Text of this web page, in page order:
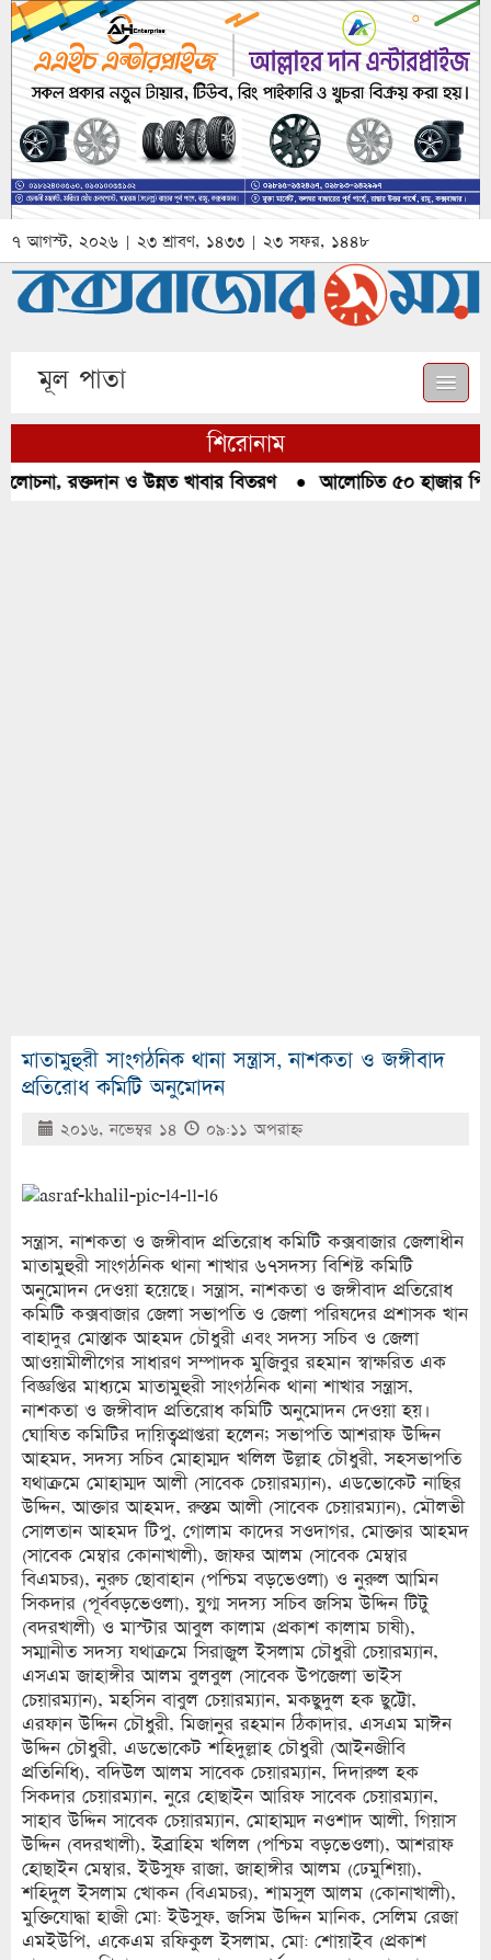
৭ আগস্ট, ২০২৬ | ২৩ শ্রাবণ, ১৪৩৩ | ২৩ সফর, ১৪৪৮
মূল পাতা
শিরোনাম
রক্তদান ও উন্নত খাবার বিতরণ●আলোচিত ৫০ হাজার পিস
মাতামুহুরী সাংগঠনিক থানা সন্ত্রাস, নাশকতা ও জঙ্গীবাদ
প্রতিরোধ কমিটি অনুমোদন
২০১৬, নভেম্বর ১৪ ০৯:১১ অপরাহ্ণ
সন্ত্রাস, নাশকতা ও জঙ্গীবাদ প্রতিরোধ কমিটি কক্সবাজার জেলাধীন
মাতামুহুরী সাংগঠনিক থানা শাখার ৬৭সদস্য বিশিষ্ট কমিটি
অনুমোদন দেওয়া হয়েছে। সন্ত্রাস, নাশকতা ও জঙ্গীবাদ প্রতিরোধ
কমিটি কক্সবাজার জেলা সভাপতি ও জেলা পরিষদের প্রশাসক খান
বাহাদুর মোস্তাক আহমদ চৌধুরী এবং সদস্য সচিব ও জেলা
আওয়ামীলীগের সাধারণ সম্পাদক মুজিবুর রহমান স্বাক্ষরিত এক
বিজ্ঞপ্তির মাধ্যমে মাতামুহুরী সাংগঠনিক থানা শাখার সন্ত্রাস,
নাশকতা ও জঙ্গীবাদ প্রতিরোধ কমিটি অনুমোদন দেওয়া হয়।
ঘোষিত কমিটির দায়িত্বপ্রাপ্তরা হলেন; সভাপতি আশরাফ উদ্দিন
আহমদ, সদস্য সচিব মোহাম্মদ খলিল উল্লাহ চৌধুরী, সহসভাপতি
যথাক্রমে মোহাম্মদ আলী (সাবেক চেয়ারম্যান), এডভোকেট নাছির
উদ্দিন, আক্তার আহমদ, রুস্তম আলী (সাবেক চেয়ারম্যান), মৌলভী
সোলতান আহমদ টিপু, গোলাম কাদের সওদাগর, মোক্তার আহমদ
(সাবেক মেম্বার কোনাখালী), জাফর আলম (সাবেক মেম্বার
বিএমচর), নুরুচ ছোবাহান (পশ্চিম বড়ভেওলা) ও নুরুল আমিন
সিকদার (পূর্ববড়ভেওলা), যুগ্ম সদস্য সচিব জসিম উদ্দিন টিটু
(বদরখালী) ও মাস্টার আবুল কালাম (প্রকাশ কালাম চাষী),
সম্মানীত সদস্য যথাক্রমে সিরাজুল ইসলাম চৌধুরী চেয়ারম্যান,
এসএম জাহাঙ্গীর আলম বুলবুল (সাবেক উপজেলা ভাইস
চেয়ারম্যান), মহসিন বাবুল চেয়ারম্যান, মকছুদুল হক ছুট্টো,
এরফান উদ্দিন চৌধুরী, মিজানুর রহমান ঠিকাদার, এসএম মাঈন
উদ্দিন চৌধুরী, এডভোকেট শহিদুল্লাহ চৌধুরী (আইনজীবি
প্রতিনিধি), বদিউল আলম সাবেক চেয়ারম্যান, দিদারুল হক
সিকদার চেয়ারম্যান, নুরে হোছাইন আরিফ সাবেক চেয়ারম্যান,
সাহাব উদ্দিন সাবেক চেয়ারম্যান, মোহাম্মদ নওশাদ আলী, গিয়াস
উদ্দিন (বদরখালী), ইব্রাহিম খলিল (পশ্চিম বড়ভেওলা), আশরাফ
হোছাইন মেম্বার, ইউসুফ রাজা, জাহাঙ্গীর আলম (ঢেমুশিয়া),
শহিদুল ইসলাম খোকন (বিএমচর), শামসুল আলম (কোনাখালী),
মুক্তিযোদ্ধা হাজী মো: ইউসুফ, জসিম উদ্দিন মানিক, সেলিম রেজা
এমইউপি, একেএম রফিকুল ইসলাম, মো: শোয়াইব (প্রকাশ